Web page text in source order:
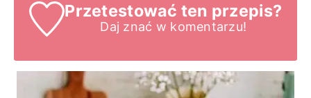
Przetestować ten przepis?
Daj znać w komentarzu!